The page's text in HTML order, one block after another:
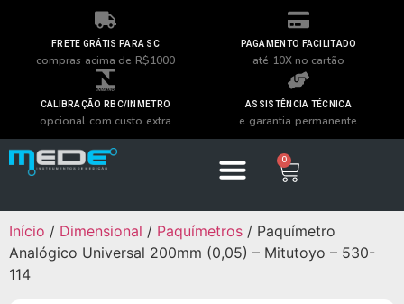
FRETE GRÁTIS PARA SC
compras acima de R$1000
PAGAMENTO FACILITADO
até 10X no cartão
CALIBRAÇÃO RBC/INMETRO
opcional com custo extra
ASSISTÊNCIA TÉCNICA
e garantia permanente
0
Início / Dimensional / Paquímetros / Paquímetro
Analógico Universal 200mm (0,05) – Mitutoyo – 530-
114